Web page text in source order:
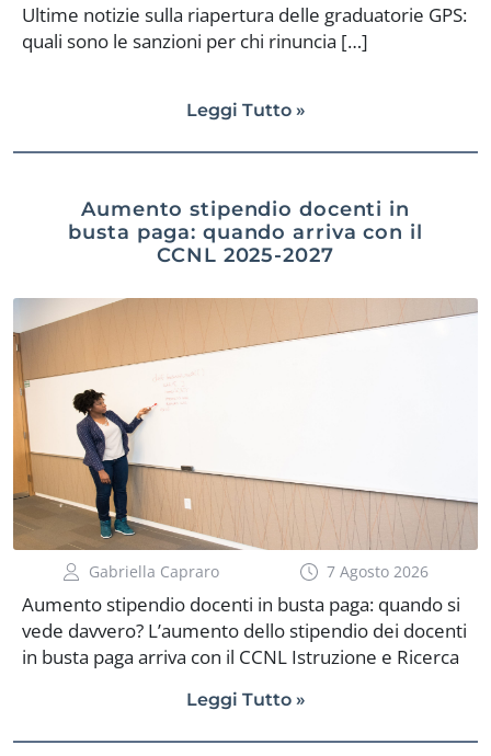
Ultime notizie sulla riapertura delle graduatorie GPS:
quali sono le sanzioni per chi rinuncia […]
Leggi Tutto »
Aumento stipendio docenti in
busta paga: quando arriva con il
CCNL 2025-2027
Gabriella Capraro 7 Agosto 2026
Aumento stipendio docenti in busta paga: quando si
vede davvero? L’aumento dello stipendio dei docenti
in busta paga arriva con il CCNL Istruzione e Ricerca
luglio 2026. Nel cedolino di agosto 2026 sarà visibile
la quota di aumento già maturata, insieme agli
Leggi Tutto »